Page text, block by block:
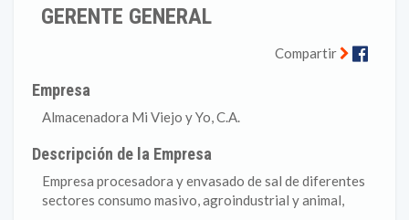
GERENTE GENERAL
Compartir
Empresa
Almacenadora Mi Viejo y Yo, C.A.
Descripción de la Empresa
Empresa procesadora y envasado de sal de diferentes
sectores consumo masivo, agroindustrial y animal,